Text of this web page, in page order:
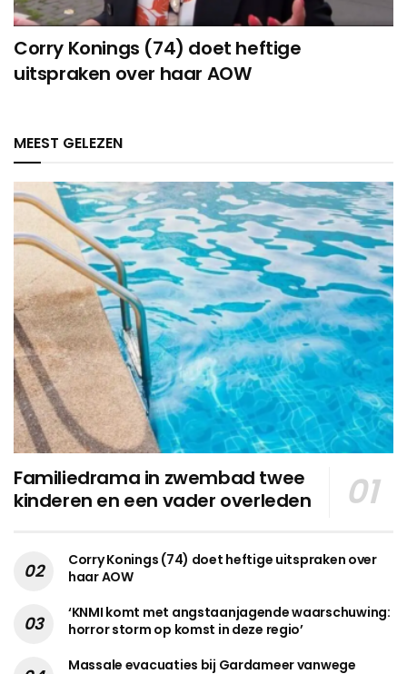
Corry Konings (74) doet heftige
uitspraken over haar AOW
MEEST GELEZEN
Familiedrama in zwembad twee
kinderen en een vader overleden
Corry Konings (74) doet heftige uitspraken over
haar AOW
‘KNMI komt met angstaanjagende waarschuwing:
horror storm op komst in deze regio’
Massale evacuaties bij Gardameer vanwege